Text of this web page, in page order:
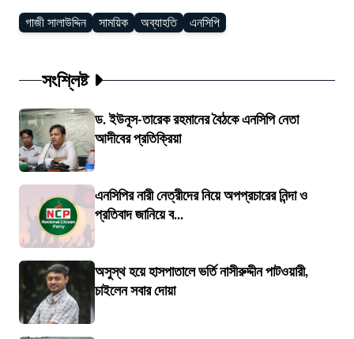
গাজী সালাউদ্দিন সাময়িক অব্যাহতি এনসিপি
সংশ্লিষ্ট
ড. ইউনূস-তারেক রহমানের বৈঠকে এনসিপি নেতা
আদীবের প্রতিক্রিয়া
এনসিপির নারী নেত্রীদের নিয়ে অপপ্রচারের নিন্দা ও
প্রতিবাদ জানিয়ে ব...
অসুস্থ হয়ে হাসপাতালে ভর্তি নাসীরুদ্দীন পাটওয়ারী,
চাইলেন সবার দোয়া